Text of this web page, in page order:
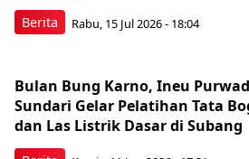
Berita Rabu, 15 Jul 2026 - 18:04
Bulan Bung Karno, Ineu
Sundari Gelar Pelatihan Tata
dan Las Listrik Dasar di Subang